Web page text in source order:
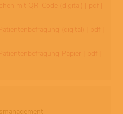
mit QR-Code (digital) | pdf |
(digital) | pdf |
Papier | pdf |